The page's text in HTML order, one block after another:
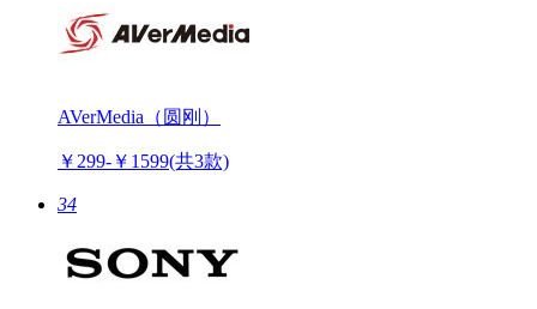
AVerMedia（圆刚）
￥299-￥1599(共3款)
34